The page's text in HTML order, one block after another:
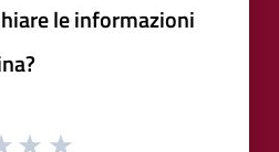
le informazioni